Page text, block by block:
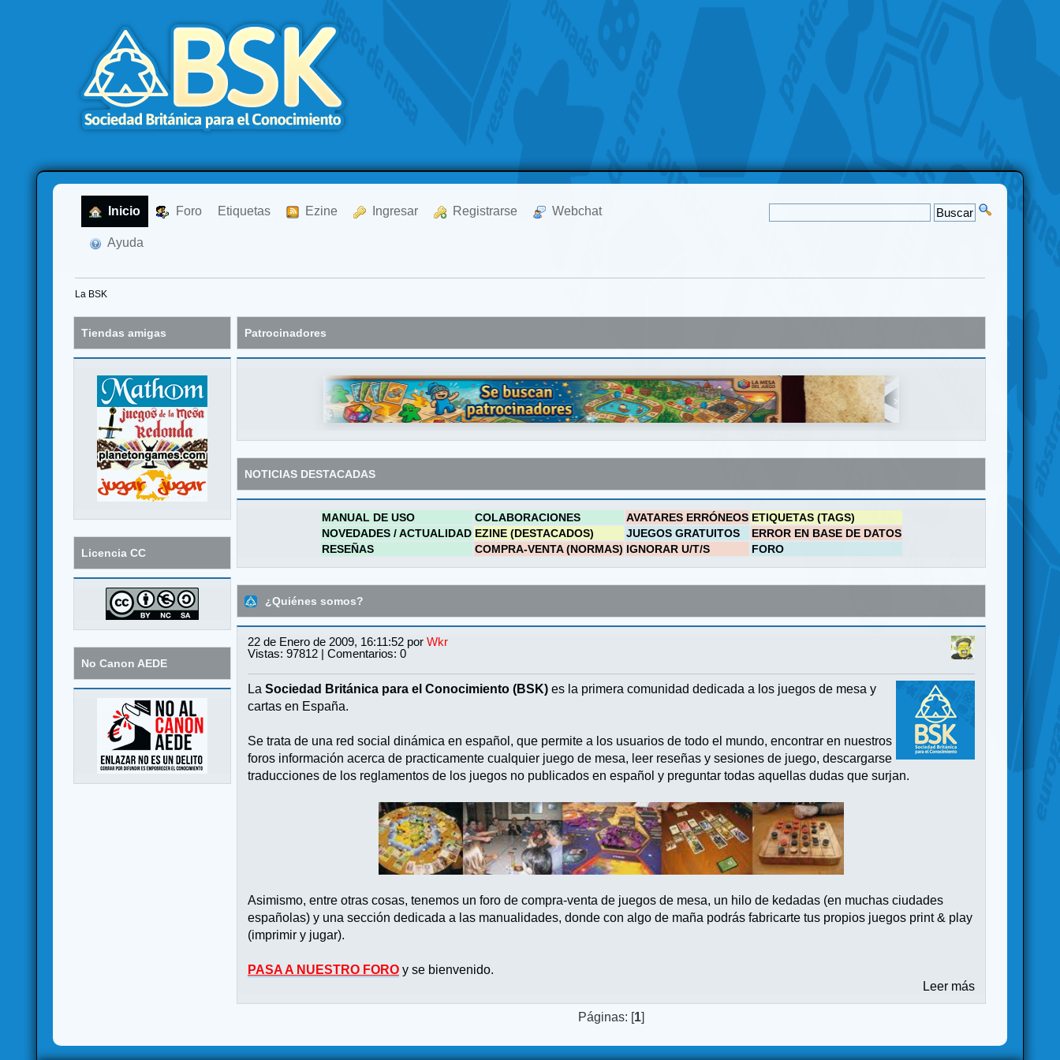
Inicio Foro Etiquetas Ezine Ingresar Registrarse Webchat
Ayuda
La BSK
Tiendas amigas
Licencia CC
No Canon AEDE
Patrocinadores
NOTICIAS DESTACADAS
MANUAL DE USO COLABORACIONES AVATARES ERRÓNEOS ETIQUETAS (TAGS)
NOVEDADES / ACTUALIDAD EZINE (DESTACADOS) JUEGOS GRATUITOS
ERROR EN BASE DE DATOS
RESEÑAS
COMPRA-VENTA (NORMAS) IGNORAR U/T/S FORO
¿Quiénes somos?
22 de Enero de 2009, 16:11:52 por Wkr
Vistas: 97812 | Comentarios: 0
La Sociedad Británica para el Conocimiento (BSK) es la primera comunidad dedicada a los juegos de mesa y
cartas en España.
Se trata de una red social dinámica en español, que permite a los usuarios de todo el mundo, encontrar en nuestros
foros información acerca de practicamente cualquier juego de mesa, leer reseñas y sesiones de juego, descargarse
traducciones de los reglamentos de los juegos no publicados en español y preguntar todas aquellas dudas que surjan.
Asimismo, entre otras cosas, tenemos un foro de compra-venta de juegos de mesa, un hilo de kedadas (en muchas ciudades
españolas) y una sección dedicada a las manualidades, donde con algo de maña podrás fabricarte tus propios juegos print & play
(imprimir y jugar).
PASA A NUESTRO FORO y se bienvenido.
Leer más
Páginas: [1]